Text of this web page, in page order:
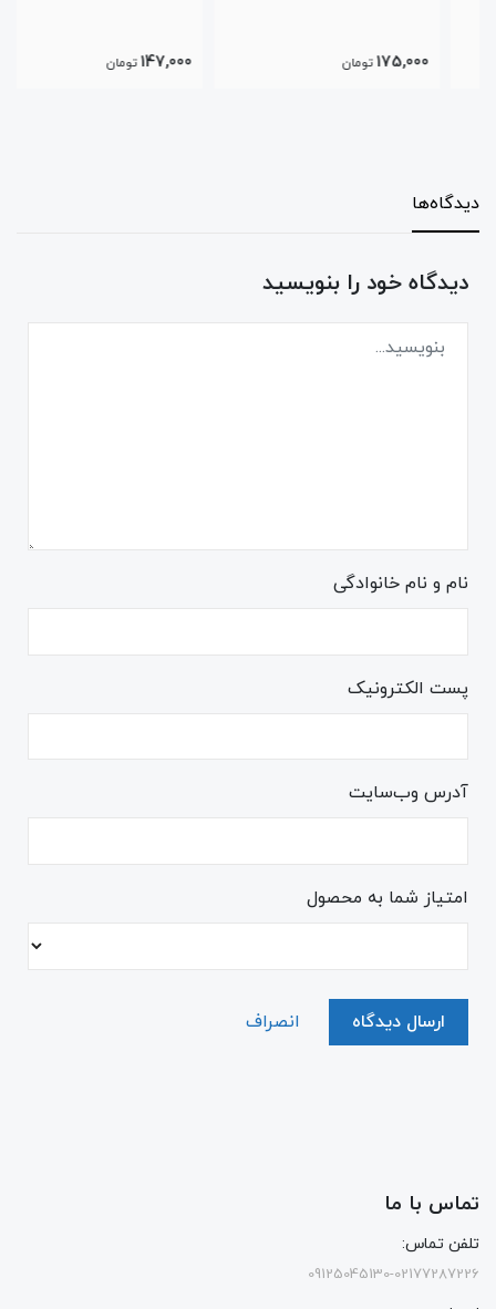
175,000 تومان 147,000 تومان
دیدگاه‌ها
دیدگاه خود را بنویسید
نام و نام خانوادگی
پست الکترونیک
آدرس وب‌سایت
امتیاز شما به محصول
ارسال دیدگاه انصراف
تماس با ما
تلفن تماس:
09125045130-02177287226